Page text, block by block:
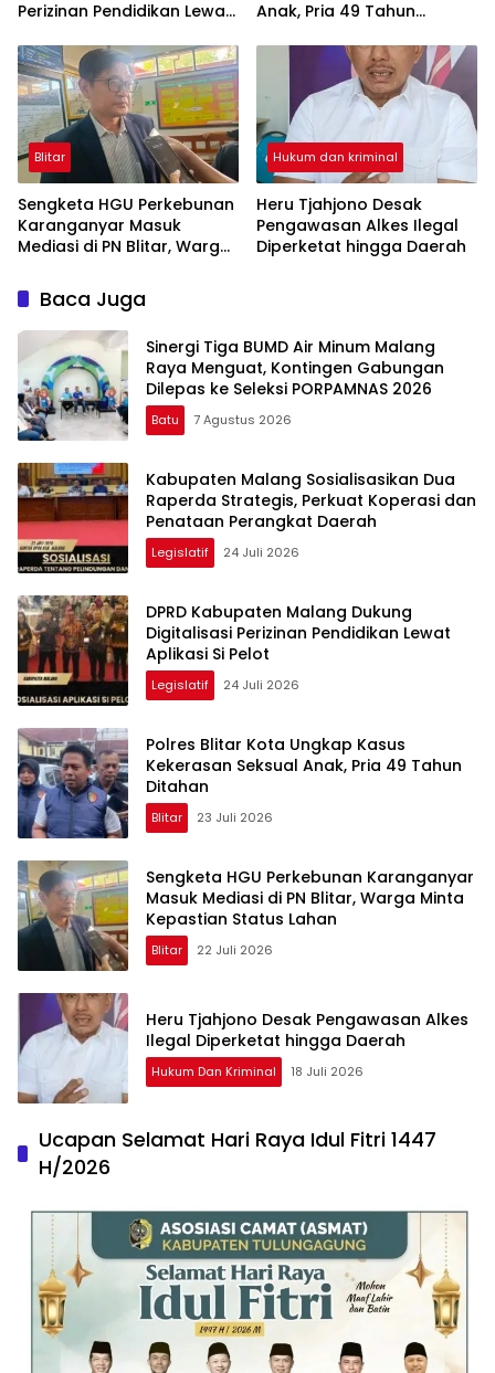
Perizinan Pendidikan Lewat
Anak, Pria 49 Tahun
Blitar
Sengketa HGU Perkebunan
Karanganyar Masuk
Mediasi di PN Blitar, Warga
Lahan
Hukum dan kriminal
Heru Tjahjono Desak
Pengawasan Alkes Ilegal
Diperketat hingga Daerah
Baca Juga
Sinergi Tiga BUMD Air Minum Malang
Raya Menguat, Kontingen Gabungan
Dilepas ke Seleksi PORPAMNAS 2026
Batu 7 Agustus 2026
Kabupaten Malang Sosialisasikan Dua
Raperda Strategis, Perkuat Koperasi dan
Penataan Perangkat Daerah
Legislatif 24 Juli 2026
DPRD Kabupaten Malang Dukung
Digitalisasi Perizinan Pendidikan Lewat
Aplikasi Si Pelot
Legislatif 24 Juli 2026
Polres Blitar Kota Ungkap Kasus
Kekerasan Seksual Anak, Pria 49 Tahun
Ditahan
Blitar 23 Juli 2026
Sengketa HGU Perkebunan Karanganyar
Masuk Mediasi di PN Blitar, Warga Minta
Kepastian Status Lahan
Blitar 22 Juli 2026
Heru Tjahjono Desak Pengawasan Alkes
Ilegal Diperketat hingga Daerah
Hukum Dan Kriminal 18 Juli 2026
Ucapan Selamat Hari Raya Idul Fitri 1447
H/2026